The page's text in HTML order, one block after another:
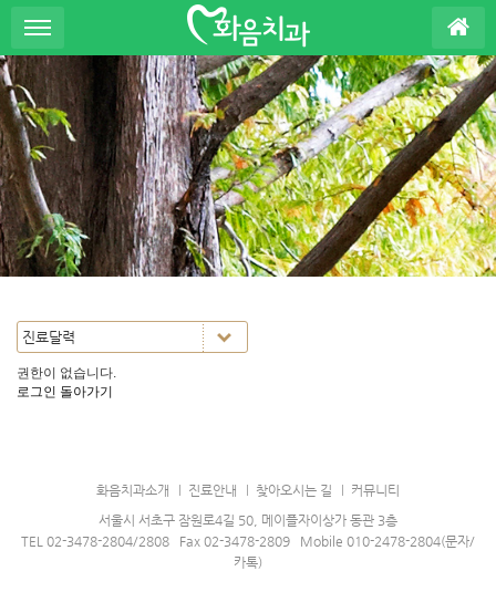
S
u
b
P
o
m
o
t
i
권한이 없습니다.
로그인 돌아가기
화음치과소개 진료안내 찾아오시는 길
커뮤니티
서울시 서초구 잠원로4길 50, 메이플자이상가 동관 3층
TEL 02-3478-2804/2808 Fax 02-3478-2809 Mobile 010-2478-2804(문자/
카톡)